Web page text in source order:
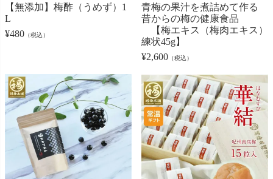
【無添加】梅酢（うめず）1
L
¥480 （税込）
青梅の果汁を煮詰めて作る
昔からの梅の健康食品
【梅エキス（梅肉エキス）
練状45g】
¥2,600 （税込）